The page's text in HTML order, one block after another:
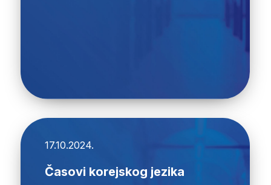
17.10.2024.
Časovi korejskog jezika